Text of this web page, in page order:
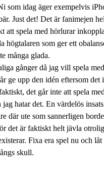
som idag äger exempelvis
Just det! Det är fanimejen
att spela med hörlurar
högtalaren som ger ett
många glada.
gånger då jag vill spela
ge upp den idén eftersom det
det går inte att spela
jag hatar det. En värdelös
där ute som sannerligen
det är faktiskt helt jävla
Fixa era spel nu och låt
skull.